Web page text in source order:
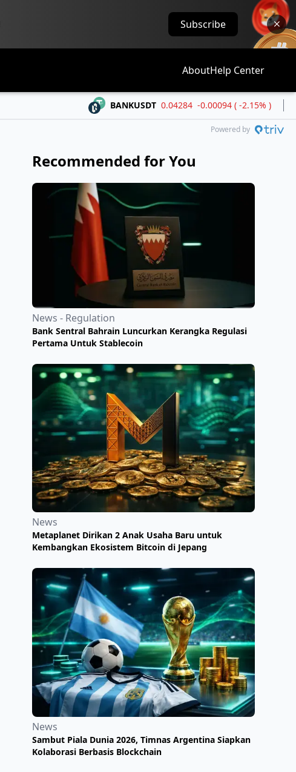
Subscribe
AboutHelp Center
BANKUSDT 0.04284 -0.00094 ( -2.15% )
Powered by
Recommended for You
News - Regulation
Bank Sentral Bahrain Luncurkan Kerangka Regulasi
Pertama Untuk Stablecoin
News
Metaplanet Dirikan 2 Anak Usaha Baru untuk
Kembangkan Ekosistem Bitcoin di Jepang
News
Sambut Piala Dunia 2026, Timnas Argentina Siapkan
Kolaborasi Berbasis Blockchain